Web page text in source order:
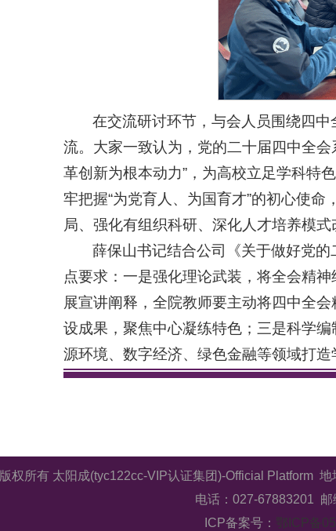
在交流研讨环节，与会人员围绕四
流。大家一致认为，党的二十届四中全会
革创新为根本动力”，为高校立足学科特
牢把握“为党育人、为国育才”的初心使
局、强化有组织科研、深化人才培养模
薛保山书记结合公司《关于做好党
点要求：一是强化理论武装，将全会精
展宣讲阐释，全院教师要主动将四中全
设成果，聚焦中心凝练特色；三是科学
源环境、数字经济、绿色金融等领域打
版权所有 太阳成(tyc122cc-VIP认证集团)-Official Platform
电话：027-67883201 邮
ICP备案号： 鄂ICP备